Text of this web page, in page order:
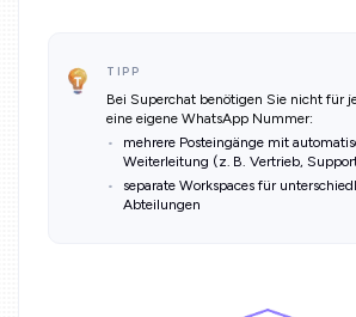
TIPP
Bei Superchat benötigen Sie nicht für
eine eigene WhatsApp Nummer:
mehrere Posteingänge mit
Weiterleitung (z. B. Vertrieb,
separate Workspaces für
Abteilungen